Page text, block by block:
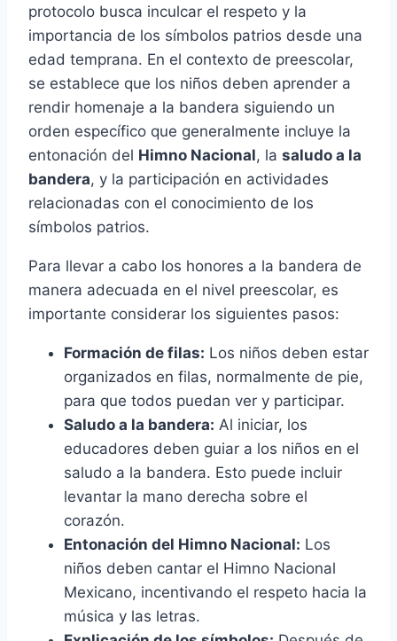
protocolo busca inculcar el respeto y la
importancia de los símbolos patrios desde una
edad temprana. En el contexto de preescolar,
se establece que los niños deben aprender a
rendir homenaje a la bandera siguiendo un
orden específico que generalmente incluye la
entonación del Himno Nacional, la saludo a la
bandera, y la participación en actividades
relacionadas con el conocimiento de los
símbolos patrios.
Para llevar a cabo los honores a la bandera de
manera adecuada en el nivel preescolar, es
importante considerar los siguientes pasos:
Formación de filas: Los niños deben estar
organizados en filas, normalmente de pie,
para que todos puedan ver y participar.
Saludo a la bandera: Al iniciar, los
educadores deben guiar a los niños en el
saludo a la bandera. Esto puede incluir
levantar la mano derecha sobre el
corazón.
Entonación del Himno Nacional: Los
niños deben cantar el Himno Nacional
Mexicano, incentivando el respeto hacia la
música y las letras.